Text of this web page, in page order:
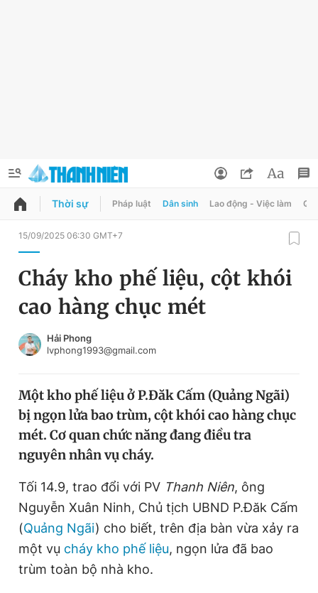
QUẢNG CÁO
Chuyên mục
Chuyên mục khác
Tin thị trường Tin 360
Video
Sản phẩm khác
Tiện ích Bạn cần biết
Thông tin tòa soạn
Đổi mật khẩu
Tin đã lưu
Tin đã xem
Đăng xuất
Thời sự Pháp luật Dân sinh Lao động - Việc làm
15/09/2025 06:30 GMT+7
Cháy kho phế liệu, cột khói
cao hàng chục mét
Hải Phong
lvphong1993@gmail.com
Một kho phế liệu ở P.Đăk Cấm (Quảng Ngãi)
bị ngọn lửa bao trùm, cột khói cao hàng chục
mét. Cơ quan chức năng đang điều tra
nguyên nhân vụ cháy.
Tối 14.9, trao đổi với PV Thanh Niên, ông
Nguyễn Xuân Ninh, Chủ tịch UBND P.Đăk Cấm
(Quảng Ngãi) cho biết, trên địa bàn vừa xảy ra
một vụ cháy kho phế liệu, ngọn lửa đã bao
trùm toàn bộ nhà kho.